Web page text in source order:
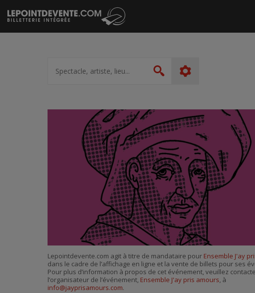
Passer
au
contenu
artiste,
lieu...
Rechercher
Lepointdevente.com agit à titre de mandataire pour Ensemble J'ay
dans le cadre de l’affichage en ligne et la vente de billets pour ses
Pour plus d’information à propos de cet événement, veuillez
l’organisateur de l’événement, Ensemble J'ay pris amours, à
info@jayprisamours.com.